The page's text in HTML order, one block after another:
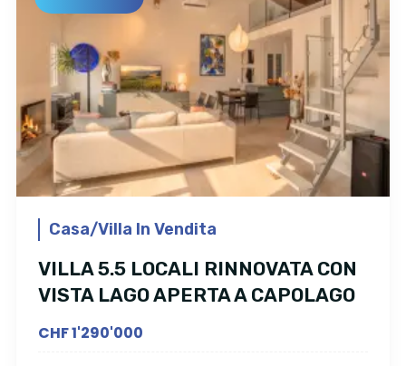
Casa/Villa In Vendita
VILLA 5.5 LOCALI RINNOVATA CON
VISTA LAGO APERTA A CAPOLAGO
CHF 1'290'000